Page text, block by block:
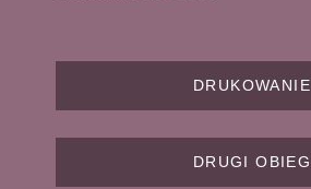
DRUKOWANIE
DRUGI OBIEG